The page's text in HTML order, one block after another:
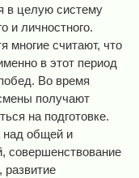
в целую систему
и личностного.
многие считают, что
в этот период
Во время
получают
на подготовке.
над общей и
совершенствование
развитие